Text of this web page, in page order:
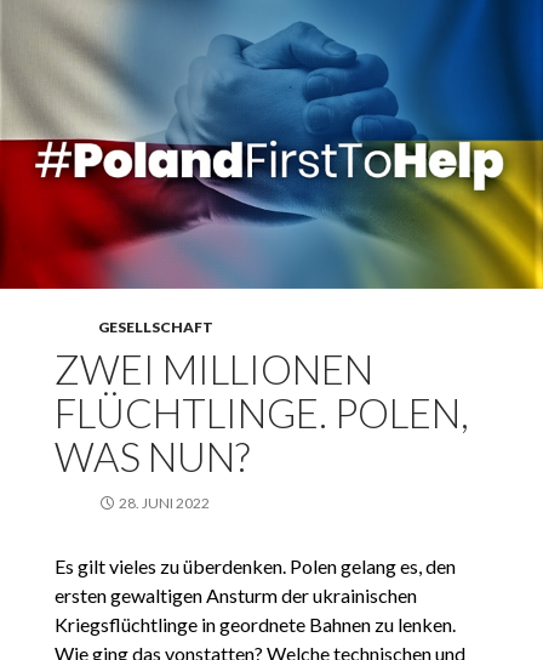
GESELLSCHAFT
ZWEI MILLIONEN
FLÜCHTLINGE. POLEN,
WAS NUN?
28. JUNI 2022
Es gilt vieles zu überdenken. Polen gelang es, den
ersten gewaltigen Ansturm der ukrainischen
Kriegsflüchtlinge in geordnete Bahnen zu lenken.
Wie ging das vonstatten? Welche technischen und